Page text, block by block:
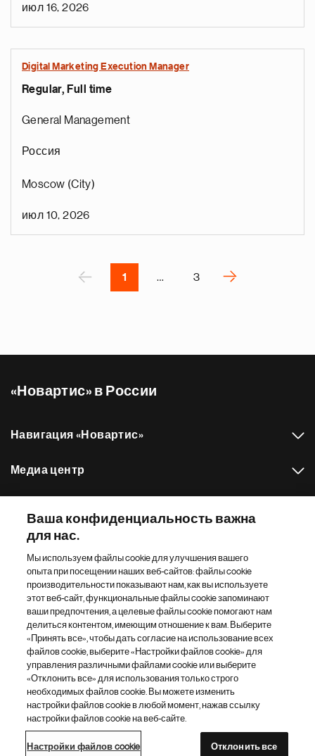
июл 16, 2026
Digital Marketing Execution Manager
Regular, Full time
General Management
Россия
Moscow (City)
июл 10, 2026
‹
ы
д
я
т
р
ц
1 … 3
›
а
а
«Новартис» в России
Навигация «Новартис»
Медиа центр
Другие сайты «Новартис»
Footer Site Search
Footer
Bottom
© 2026 Novartis AG
Политика конфиденциальности
Правила использования
Настройки файлов cookie
Карта сайта
Доступность Интернета
Ваша конфиденциальность важна
для нас.
Мы используем файлы cookie для улучшения вашего
опыта при посещении наших веб-сайтов: файлы cookie
производительности показывают нам, как вы используете
этот веб-сайт, функциональные файлы cookie запоминают
ваши предпочтения, а целевые файлы cookie помогают нам
делиться контентом, имеющим отношение к вам. Выберите
«Принять все», чтобы дать согласие на использование всех
файлов cookie, выберите «Настройки файлов cookie» для
управления различными файлами cookie или выберите
«Отклонить все» для использования только строго
необходимых файлов cookie. Вы можете изменить
настройки файлов cookie в любой момент, нажав ссылку
настройки файлов cookie на веб-сайте.
Настройки файлов cookie Отклонить все